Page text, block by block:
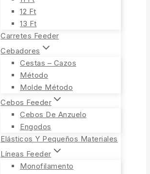
12 Ft
13 Ft
Carretes Feeder
Cebadores
Cestas – Cazos
Método
Molde Método
Cebos Feeder
Cebos De Anzuelo
Engodos
Elásticos Y Pequeños Materiales
Líneas Feeder
Monofilamento